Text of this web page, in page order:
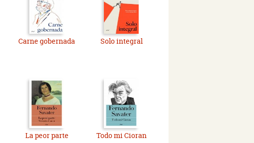
Carne gobernada Solo integral
La peor parte Todo mi Cioran